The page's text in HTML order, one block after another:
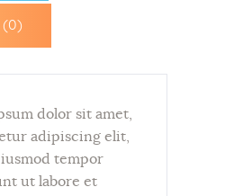
(0)
dolor sit amet,
adipiscing elit,
tempor
ut labore et